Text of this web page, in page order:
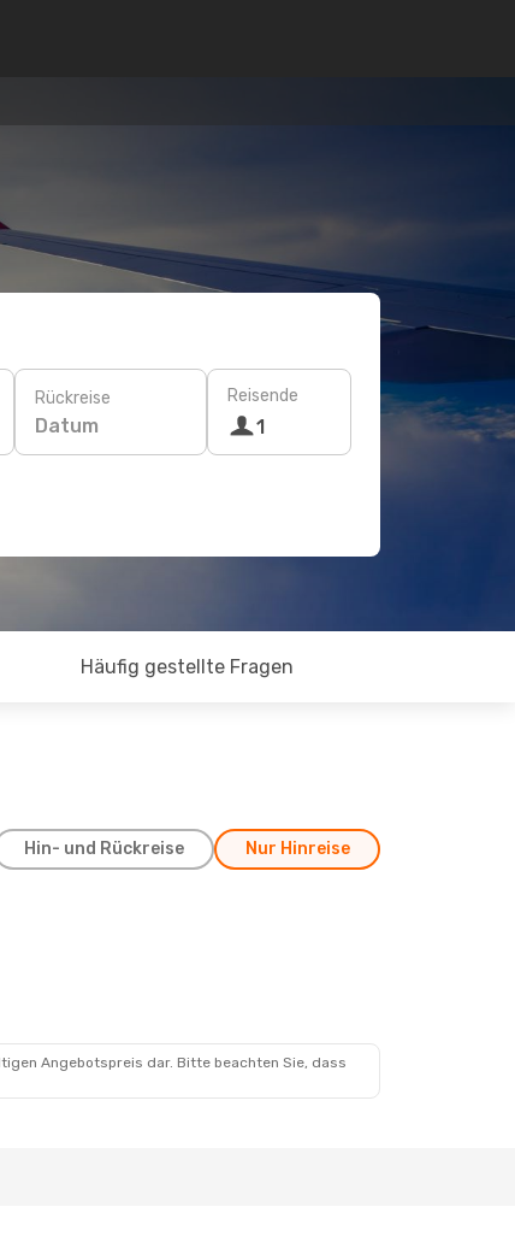
Rückreise
Datum
Reisende
1
Häufig gestellte Fragen
Hin- und Rückreise Nur Hinreise
Angebotspreis dar. Bitte beachten Sie, dass